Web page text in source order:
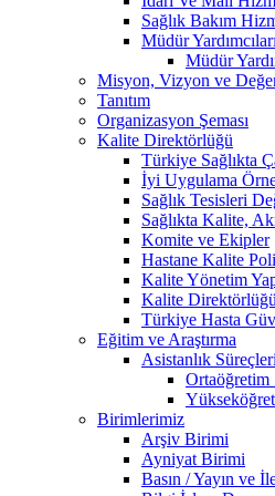
Sağlık Bakım
Müdür Yardımcıları
Müdür
Misyon, Vizyon ve
Tanıtım
Organizasyon Şeması
Kalite Direktörlüğü
Türkiye Sağlıkta
İyi Uygulama
Sağlık Tesisleri
Sağlıkta Kalite,
Komite ve Ekipler
Hastane Kalite
Kalite Yönetim
Kalite Direktörlüğü
Türkiye Hasta
Eğitim ve Araştırma
Asistanlık Süreçleri
Ortaöğretim
Birimlerimiz
Arşiv Birimi
Ayniyat Birimi
Basın / Yayın ve